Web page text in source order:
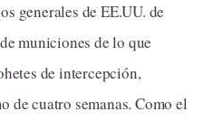
generales de EE.UU. de
municiones de lo que
de intercepción,
de cuatro semanas. Como el